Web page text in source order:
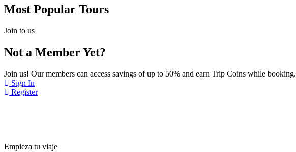
Most Popular Tours
Join to us
Not a Member Yet?
Join us! Our members can access savings of up to 50% and earn Trip Coins while booking.
Sign In
Register
Empieza tu viaje